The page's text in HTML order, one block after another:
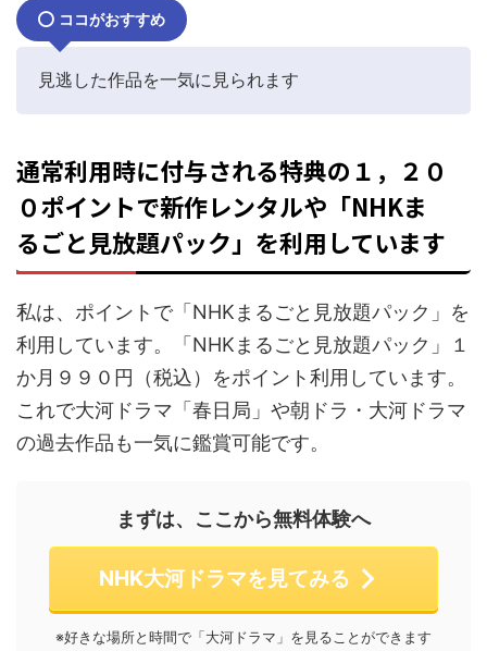
ココがおすすめ
見逃した作品を一気に見られます
通常利用時に付与される特典の１，２０
０ポイントで新作レンタルや「NHKま
るごと見放題パック」を利用しています
私は、ポイントで「NHKまるごと見放題パック」を
利用しています。「NHKまるごと見放題パック」１
か月９９０円（税込）をポイント利用しています。
これで大河ドラマ「春日局」や朝ドラ・大河ドラマ
の過去作品も一気に鑑賞可能です。
まずは、ここから無料体験へ
NHK大河ドラマを見てみる
※好きな場所と時間で「大河ドラマ」を見ることができます